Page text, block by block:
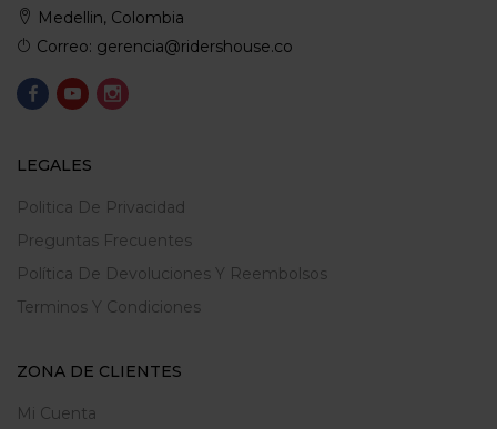
Medellin, Colombia
Correo: gerencia@ridershouse.co
LEGALES
Politica De Privacidad
Preguntas Frecuentes
Política De Devoluciones Y Reembolsos
Terminos Y Condiciones
ZONA DE CLIENTES
Mi Cuenta